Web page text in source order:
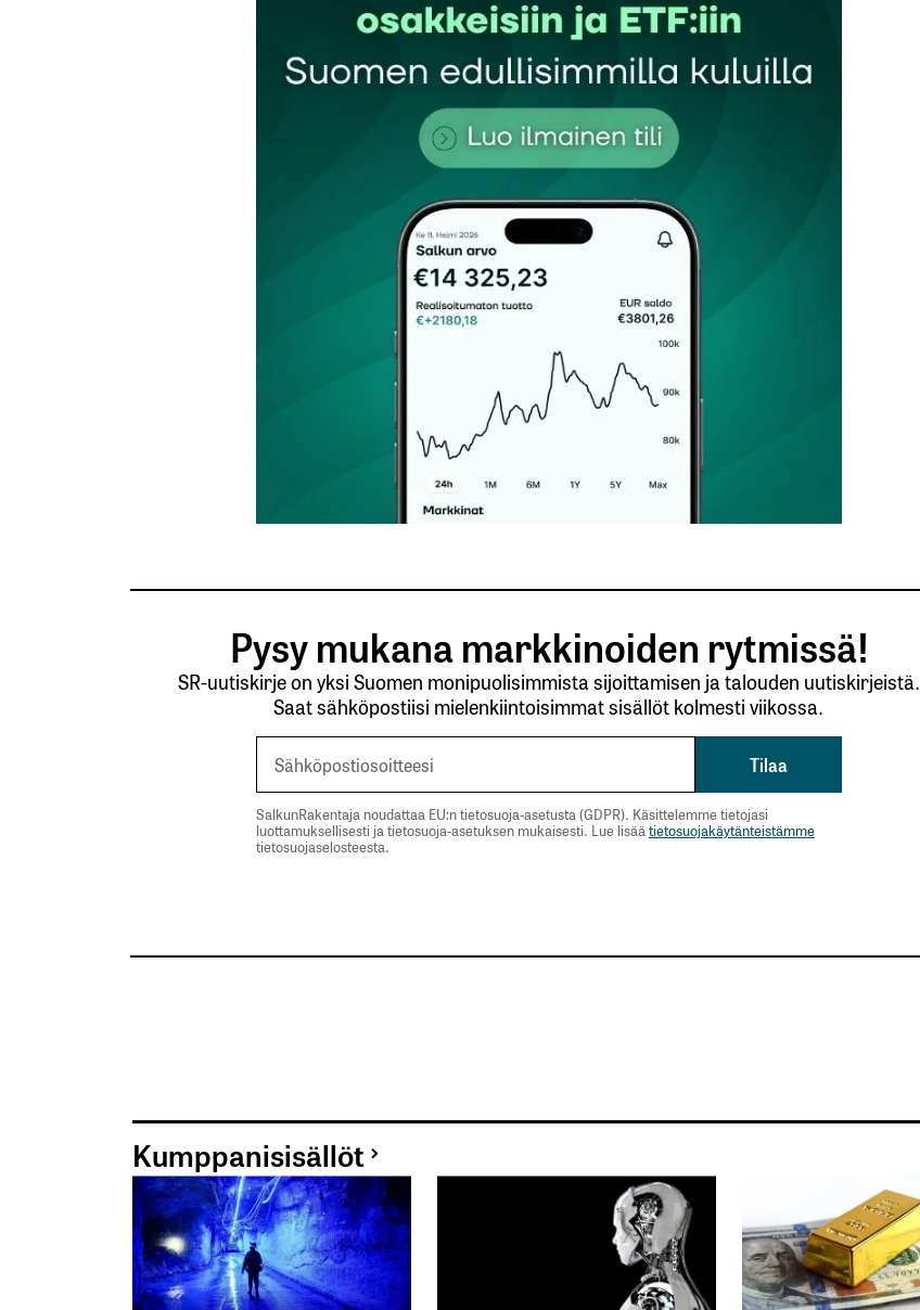
Sähköpostiosoitteesi
Tilaa SalkunRakentajan uutiskirje
Pysy mukana markkinoiden rytmissä!
SR-uutiskirje on yksi Suomen monipuolisimmista sijoittamisen ja talouden uutiskirjeistä.
Saat sähköpostiisi mielenkiintoisimmat sisällöt kolmesti viikossa.
SalkunRakentaja noudattaa EU:n tietosuoja-asetusta (GDPR). Käsittelemme tietojasi
luottamuksellisesti ja tietosuoja-asetuksen mukaisesti. Lue lisäätietosuojakäytänteistämme
tietosuojaselosteesta.
Kumppanisisällöt